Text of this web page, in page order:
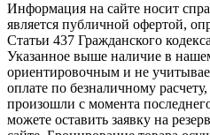
Информация на сайте носит
является публичной офертой,
Статьи 437 Гражданского
Указанное выше наличие в
ориентировочным и не
оплате по безналичному
произошли с момента
можете оставить заявку на